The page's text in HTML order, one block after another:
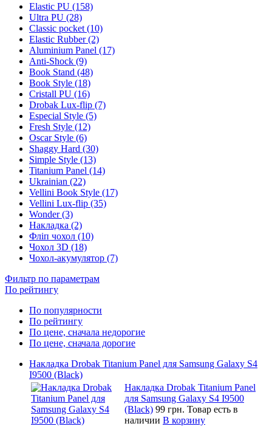
Elastic PU (158)
Ultra PU (28)
Classic pocket (10)
Elastic Rubber (2)
Aluminium Panel (17)
Anti-Shock (9)
Book Stand (48)
Book Style (18)
Cristall PU (16)
Drobak Lux-flip (7)
Especial Style (5)
Fresh Style (12)
Oscar Style (6)
Shaggy Hard (30)
Simple Style (13)
Titanium Panel (14)
Ukrainian (22)
Vellini Book Style (17)
Vellini Lux-flip (35)
Wonder (3)
Накладка (2)
Фліп чохол (10)
Чохол 3D (18)
Чохол-акумулятор (7)
Фильтр по параметрам
По рейтингу
По популярности
По рейтингу
По цене, сначала недорогие
По цене, сначала дорогие
Накладка Drobak Titanium Panel для Samsung Galaxy S4
I9500 (Black)
Накладка Drobak Titanium Panel
для Samsung Galaxy S4 I9500
(Black) 99 грн. Товар есть в
наличии В корзину